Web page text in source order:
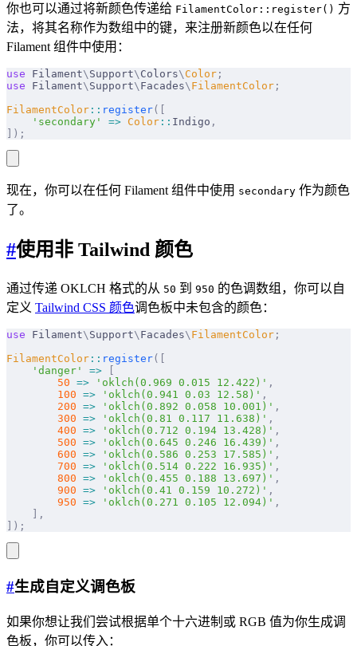
你也可以通过将新颜色传递给 FilamentColor::register() 方
法，将其名称作为数组中的键，来注册新颜色以在任何
Filament 组件中使用：
use Filament\ Support\ Colors\ Color ;
use Filament\ Support\ Facades\ FilamentColor ;
FilamentColor :: register([
    'secondary'
=> Color :: Indigo ,
]);
现在，你可以在任何 Filament 组件中使用 secondary 作为颜色
了。
#使用非 Tailwind 颜色
通过传递 OKLCH 格式的从 50 到 950 的色调数组，你可以自
定义 Tailwind CSS 颜色调色板中未包含的颜色：
use Filament\ Support\ Facades\ FilamentColor ;
FilamentColor :: register([
    'danger'
=>
        50
=> 'oklch(0.969 0.015 12.422)' ,
        100
=> 'oklch(0.941 0.03 12.58)' ,
        200
=> 'oklch(0.892 0.058 10.001)' ,
        300
=> 'oklch(0.81 0.117 11.638)' ,
        400
=> 'oklch(0.712 0.194 13.428)' ,
        500
=> 'oklch(0.645 0.246 16.439)' ,
        600
=> 'oklch(0.586 0.253 17.585)' ,
        700
=> 'oklch(0.514 0.222 16.935)' ,
        800
=> 'oklch(0.455 0.188 13.697)' ,
        900
=> 'oklch(0.41 0.159 10.272)' ,
        950
=> 'oklch(0.271 0.105 12.094)' ,
    ],
]);
#生成自定义调色板
如果你想让我们尝试根据单个十六进制或 RGB 值为你生成调
色板，你可以传入：